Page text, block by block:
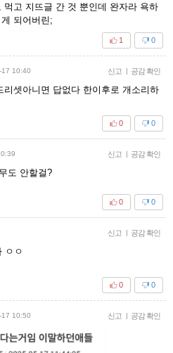
고 지뜨글 간 것 뿐인데 완자라 욕하
되어버린;
0
1
17 10:40 신고 | 공감 확인
리셋아니면 답없다 한이후로 개소리하
0
0
신고 | 공감 확인
도 안할걸?
0
0
신고 | 공감 확인
ㅇㅇ
0
0
17 10:50 신고 | 공감 확인